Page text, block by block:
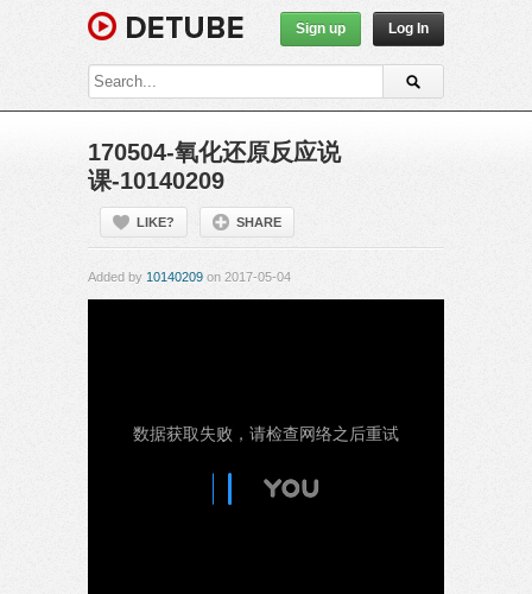
Sign up Log In
170504-氧化还原反应说
课-10140209
LIKE? SHARE
Added by 10140209 on 2017-05-04